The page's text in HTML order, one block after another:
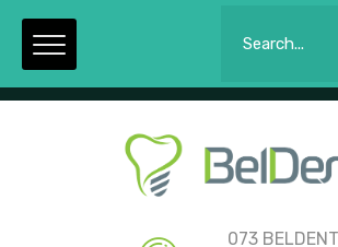
Luni - Joi: 09:00 la 21:00. Vineri:
073 BELDENT